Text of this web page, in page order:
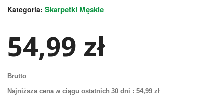
Kategoria: Skarpetki Męskie
54,99 zł
Brutto
Najniższa cena w ciągu ostatnich 30 dni : 54,99 zł